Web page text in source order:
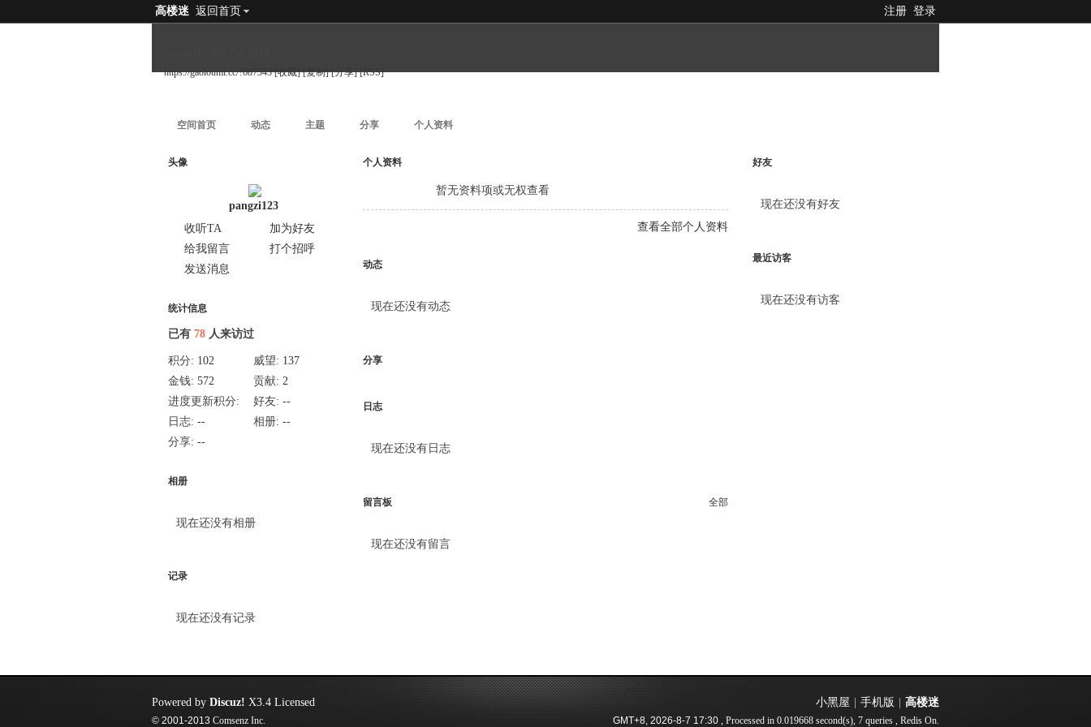
注册 登录
高楼迷 返回首页
https://gaoloumi.cc/?687343 [收藏] [复制] [分享] [RSS]
空间首页 动态 主题 分享 个人资料
头像
pangzi123
收听TA
加为好友
给我留言
打个招呼
发送消息
统计信息
已有 78 人来访过
积分: 102 威望: 137
金钱: 572 贡献: 2
进度更新积分:
50
好友: --
日志: -- 相册: --
分享: --
相册
现在还没有相册
记录
现在还没有记录
个人资料
暂无资料项或无权查看
查看全部个人资料
动态
现在还没有动态
分享
日志
现在还没有日志
留言板 全部
现在还没有留言
好友
现在还没有好友
最近访客
现在还没有访客
小黑屋 手机版 高楼迷
GMT+8, 2026-8-7 17:30 , Processed in 0.019668 second(s), 7 queries , Redis On.
Powered by Discuz! X3.4 Licensed
© 2001-2013 Comsenz Inc.